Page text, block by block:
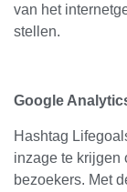
van het
stellen.
Google
Hashtag
inzage te krijgen
bezoekers. Met